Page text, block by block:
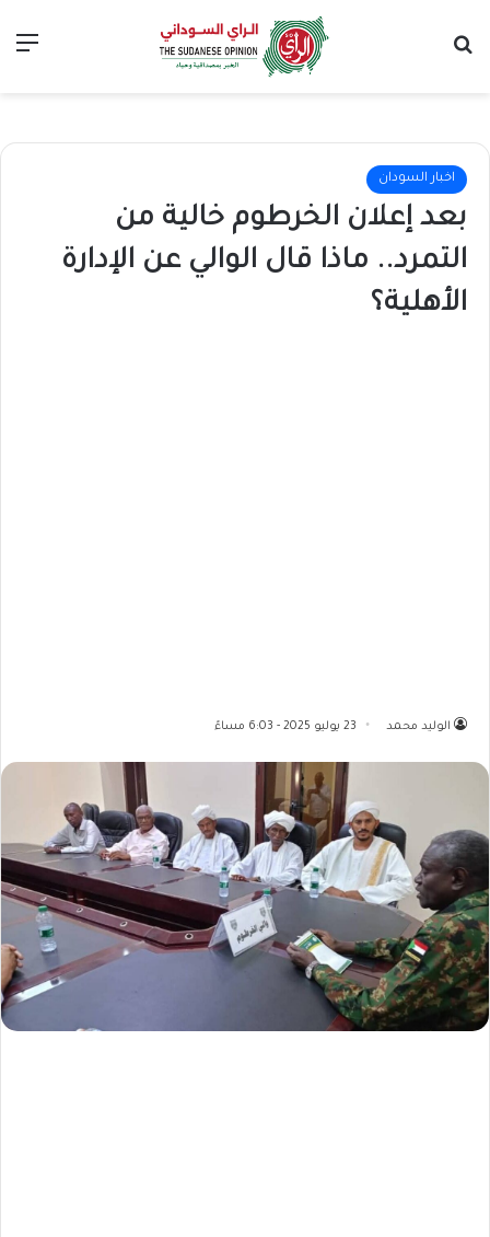
اخبار السودان
بعد إعلان الخرطوم خالية من
التمرد.. ماذا قال الوالي عن الإدارة
الأهلية؟
الوليد محمد 23 يوليو 2025 - 6:03 مساءً